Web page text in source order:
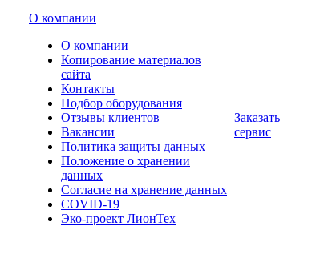
О компании
О компании
Копирование материалов
сайта
Контакты
Подбор оборудования
Отзывы клиентов
Вакансии
Политика защиты данных
Положение о хранении
данных
Согласие на хранение данных
COVID-19
Эко-проект ЛионТех
Заказать
сервис